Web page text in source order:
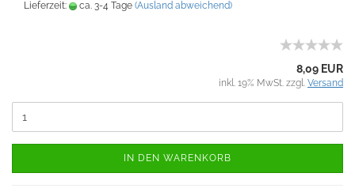
Lieferzeit:
ca. 3-4 Tage (Ausland abweichend)
8,09 EUR
inkl. 19% MwSt. zzgl. Versand
IN DEN WARENKORB